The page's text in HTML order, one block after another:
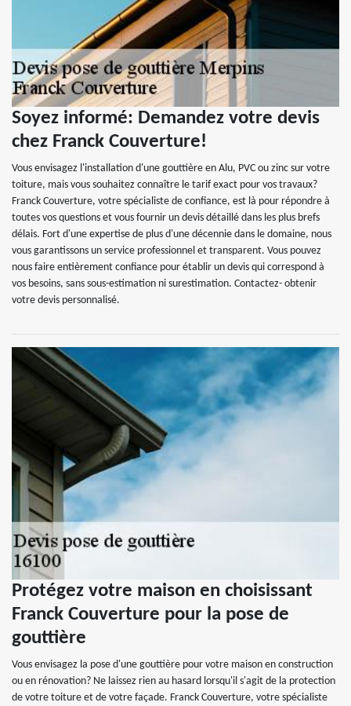
Soyez informé: Demandez votre devis
chez Franck Couverture!
Vous envisagez l'installation d'une gouttière en Alu, PVC ou zinc sur votre
toiture, mais vous souhaitez connaître le tarif exact pour vos travaux?
Franck Couverture, votre spécialiste de confiance, est là pour répondre à
toutes vos questions et vous fournir un devis détaillé dans les plus brefs
délais. Fort d'une expertise de plus d'une décennie dans le domaine, nous
vous garantissons un service professionnel et transparent. Vous pouvez
nous faire entièrement confiance pour établir un devis qui correspond à
vos besoins, sans sous-estimation ni surestimation. Contactez- obtenir
votre devis personnalisé.
Protégez votre maison en choisissant
Franck Couverture pour la pose de
gouttière
Vous envisagez la pose d'une gouttière pour votre maison en construction
ou en rénovation? Ne laissez rien au hasard lorsqu'il s'agit de la protection
de votre toiture et de votre façade. Franck Couverture, votre spécialiste